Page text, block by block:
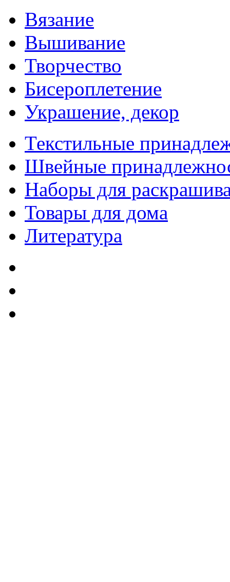
Вязание
Вышивание
Творчество
Бисероплетение
Украшение, декор
Текстильные
Швейные
Наборы для
Товары для дома
Литература